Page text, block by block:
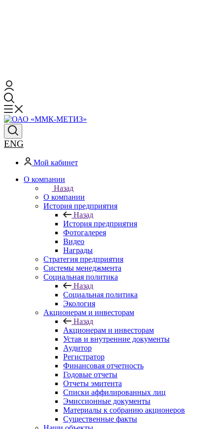
ENG
Мой кабинет
О компании
Назад
О компании
История предприятия
Назад
История предприятия
Фотогалерея
Видео
Награды
Стратегия предприятия
Системы менеджмента
Социальная политика
Назад
Социальная политика
Экология
Акционерам и инвесторам
Назад
Акционерам и инвесторам
Устав и внутренние документы
Аудитор
Регистратор
Финансовая отчетность
Годовые отчеты
Отчеты эмитента
Списки аффилированных лиц
Эмиссионные документы
Материалы к собранию акционеров
Существенные факты